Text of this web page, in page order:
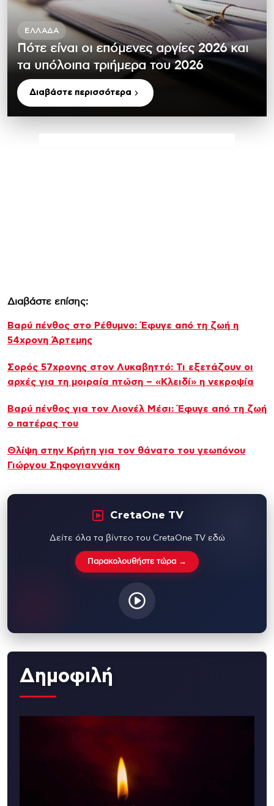
ΕΛΛΆΔΑ
Πότε είναι οι επόμενες αργίες 2026 και
τα υπόλοιπα τριήμερα του 2026
Διαβάστε περισσότερα
Διαβάστε επίσης:
Βαρύ πένθος στο Ρέθυμνο: Έφυγε από τη ζωή η
54χρονη Άρτεμης
Σορός 57χρονης στον Λυκαβηττό: Τι εξετάζουν οι
αρχές για τη μοιραία πτώση – «Κλειδί» η νεκροψία
Βαρύ πένθος για τον Λιονέλ Μέσι: Έφυγε από τη ζωή
ο πατέρας του
Θλίψη στην Κρήτη για τον θάνατο του γεωπόνου
Γιώργου Σηφογιαννάκη
CretaOne TV
Δείτε όλα τα βίντεο του CretaOne TV εδώ
Παρακολουθήστε τώρα →
Δημοφιλή